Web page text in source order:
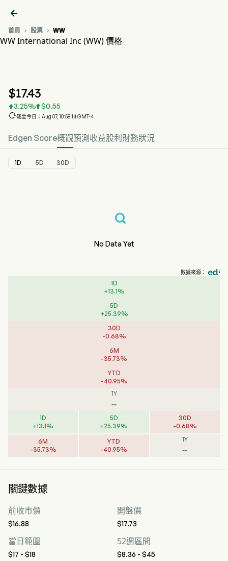

首頁  股票  WW
WW International Inc (WW) 價格
$17.43
3.25% $0.55
截至今日：Aug 07, 10:58:14 GMT-4
Edgen Score概觀預測 收益股利 財務狀況
1D 5D 30D
No Data Yet
數據來源：
1D
+13.1%
5D
+25.39%
30D
-0.68%
6M
-35.73%
YTD
-40.95%
1Y
--
1D
+13.1%
5D
+25.39%
30D
-0.68%
6M
-35.73%
YTD
-40.95%
1Y
--
關鍵數據
前收市價
$16.88
開盤價
$17.73
當日範圍
$17 - $18
52週區間
$8.36 - $45